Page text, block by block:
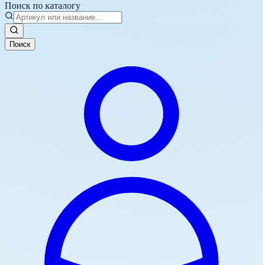
Поиск по каталогу
Поиск